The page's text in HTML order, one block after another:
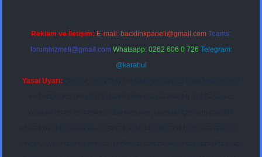
Reklam ve İletişim: E-mail: backlinkpaneli@gmail.com Teams:
forumhizmeti@gmail.com Whatsapp: 0262 606 0 726 Telegram:
@karabul
Yasal Uyarı: